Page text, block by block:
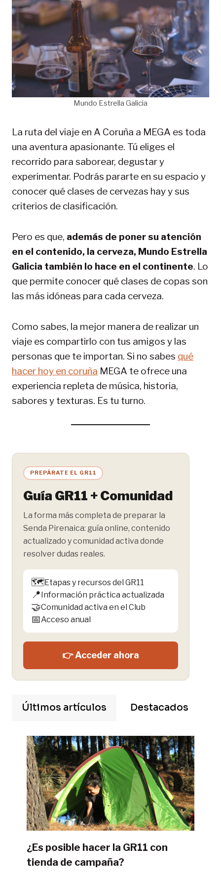
Mundo Estrella Galicia
La ruta del viaje en A Coruña a MEGA es toda
una aventura apasionante. Tú eliges el
recorrido para saborear, degustar y
experimentar. Podrás pararte en su espacio y
conocer qué clases de cervezas hay y sus
criterios de clasificación.
Pero es que, además de poner su atención
en el contenido, la cerveza, Mundo Estrella
Galicia también lo hace en el continente. Lo
que permite conocer qué clases de copas son
las más idóneas para cada cerveza.
Como sabes, la mejor manera de realizar un
viaje es compartirlo con tus amigos y las
personas que te importan. Si no sabes qué
hacer hoy en coruña MEGA te ofrece una
experiencia repleta de música, historia,
sabores y texturas. Es tu turno.
PREPÁRATE EL GR11
Guía GR11 + Comunidad
La forma más completa de preparar la
Senda Pirenaica: guía online, contenido
actualizado y comunidad activa donde
resolver dudas reales.
🗺️Etapas y recursos del GR11
📍Información práctica actualizada
🤝Comunidad activa en el Club
📅Acceso anual
👉 Acceder ahora
Últimos artículos Destacados
¿Es posible hacer la GR11 con
tienda de campaña?